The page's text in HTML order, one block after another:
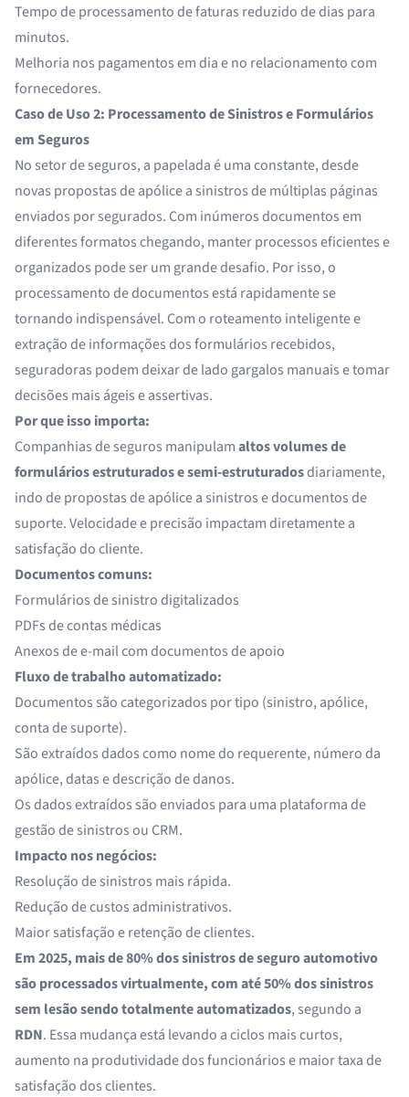
Tempo de processamento de faturas reduzido de dias para
minutos.
Melhoria nos pagamentos em dia e no relacionamento com
fornecedores.
Caso de Uso 2: Processamento de Sinistros e Formulários
em Seguros
No setor de seguros, a papelada é uma constante, desde
novas propostas de apólice a sinistros de múltiplas páginas
enviados por segurados. Com inúmeros documentos em
diferentes formatos chegando, manter processos eficientes e
organizados pode ser um grande desafio. Por isso, o
processamento de documentos está rapidamente se
tornando indispensável. Com o roteamento inteligente e
extração de informações dos formulários recebidos,
seguradoras podem deixar de lado gargalos manuais e tomar
decisões mais ágeis e assertivas.
Por que isso importa:
Companhias de seguros manipulamaltos volumes de
formulários estruturados e semi-estruturadosdiariamente,
indo de propostas de apólice a sinistros e documentos de
suporte. Velocidade e precisão impactam diretamente a
satisfação do cliente.
Documentos comuns:
Formulários de sinistro digitalizados
PDFs de contas médicas
Anexos de e-mail com documentos de apoio
Fluxo de trabalho automatizado:
Documentos são categorizados por tipo (sinistro, apólice,
conta de suporte).
São extraídos dados como nome do requerente, número da
apólice, datas e descrição de danos.
Os dados extraídos são enviados para uma plataforma de
gestão de sinistros ou CRM.
Impacto nos negócios:
Resolução de sinistros mais rápida.
Redução de custos administrativos.
Maior satisfação e retenção de clientes.
Em 2025, mais de 80% dos sinistros de seguro automotivo
são processados virtualmente, com até 50% dos sinistros
sem lesão sendo totalmente automatizados, segundo a
RDN. Essa mudança está levando a ciclos mais curtos,
aumento na produtividade dos funcionários e maior taxa de
satisfação dos clientes.